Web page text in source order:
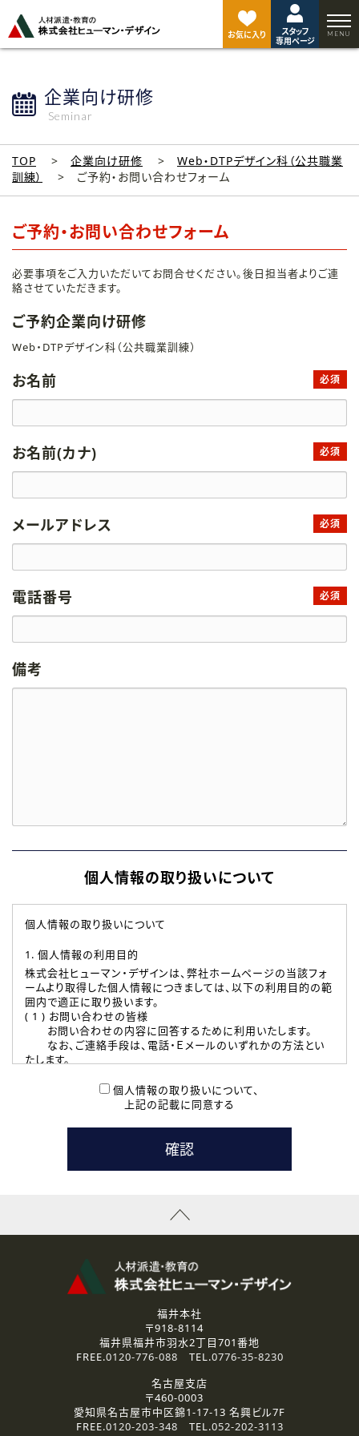
お気に入り
スタッフ
専用ページ
企業向け研修
Seminar
TOP 企業向け研修
Web・DTPデザイン科（公共職業
訓練）
ご予約・お問い合わせフォーム
ご予約・お問い合わせフォーム
必要事項をご入力いただいてお問合せください。後日担当者よりご連
絡させていただきます。
ご予約企業向け研修
Web・DTPデザイン科（公共職業訓練）
お名前 必須
お名前(カナ) 必須
メールアドレス 必須
電話番号 必須
備考
個人情報の取り扱いについて
個人情報の取り扱いについて
1. 個人情報の利用目的
株式会社ヒューマン・デザインは、弊社ホームページの当該フォ
ームより取得した個人情報につきましては、以下の利用目的の範
囲内で適正に取り扱います。
( 1 ) お問い合わせの皆様
お問い合わせの内容に回答するために利用いたします。
なお、ご連絡手段は、電話・Ｅメールのいずれかの方法とい
たします。
本登録に関するご連絡および本登録時の参考情報として利
たします。
( 3 ) スタッフ派遣を検討されている企業の皆様
お問い合わせの内容に回答するために利用いたします。
なお、ご連絡手段は、電話・Ｅメールのいずれかの方法とい
資料送付、受講相談に関するご連絡のために利用いたしま
その他、お問い合わせの内容に回答するために利用いたし
なお、ご連絡手段は、電話・Ｅメールのいずれかの方法とい
2.個人情報の第三者提供
ご提供いただいた個人情報は、法令等の規定に従う場合を除き、
3.個人情報の取り扱いの委託
弊社の定める個人情報保護の評価基準を満たした委託先に、個
人情報を委託する場合があります。
個人情報の取り扱いについて、
上記の記載に同意する
ジ
ト
福井本社
〒918-8114
福井県福井市羽水2丁目701番地
FREE.0120-776-088 TEL.0776-35-8230
名古屋支店
〒460-0003
愛知県名古屋市中区錦1-17-13 名興ビル7F
FREE.0120-203-348 TEL.052-202-3113